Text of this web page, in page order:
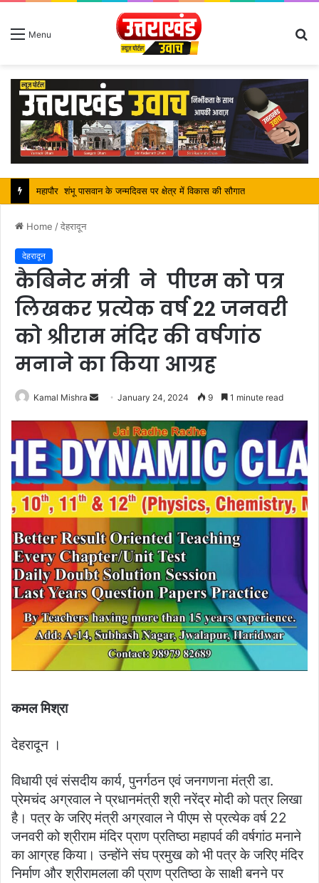
Menu
महापौर शंभू पासवान के जन्मदिवस पर क्षेत्र में विकास की सौगात
Home /देहरादून
देहरादून
कैबिनेट मंत्री ने पीएम को पत्र
लिखकर प्रत्येक वर्ष 22 जनवरी
को श्रीराम मंदिर की वर्षगांठ
मनाने का किया आग्रह
Kamal Mishra
Send
email
January 24, 2024 9 1 minute read
कमल मिश्रा
देहरादून ।
विधायी एवं संसदीय कार्य, पुनर्गठन एवं जनगणना मंत्री डा.
प्रेमचंद अग्रवाल ने प्रधानमंत्री श्री नरेंद्र मोदी को पत्र लिखा
है। पत्र के जरिए मंत्री अग्रवाल ने पीएम से प्रत्येक वर्ष 22
जनवरी को श्रीराम मंदिर प्राण प्रतिष्ठा महापर्व की वर्षगांठ मनाने
का आग्रह किया। उन्होंने संघ प्रमुख को भी पत्र के जरिए मंदिर
निर्माण और श्रीरामलला की प्राण प्रतिष्ठा के साक्षी बनने पर